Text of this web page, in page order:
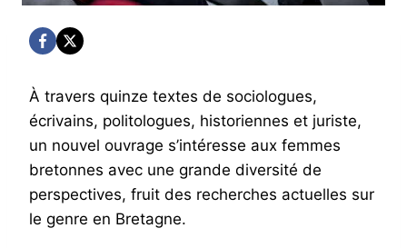
À travers quinze textes de sociologues,
écrivains, politologues, historiennes et juriste,
un nouvel ouvrage s’intéresse aux femmes
bretonnes avec une grande diversité de
perspectives, fruit des recherches actuelles sur
le genre en Bretagne.